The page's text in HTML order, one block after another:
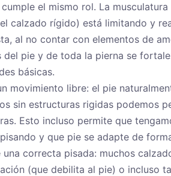
el mismo rol. La
calzado rígido) está limitando y
al no contar con elementos de
del pie y de toda la pierna se
básicas.
movimiento libre: el pie
sin estructuras rigidas podemos
Esto incluso permite que
y que pie se adapte de
una correcta pisada: muchos
(que debilita al pie) o incluso